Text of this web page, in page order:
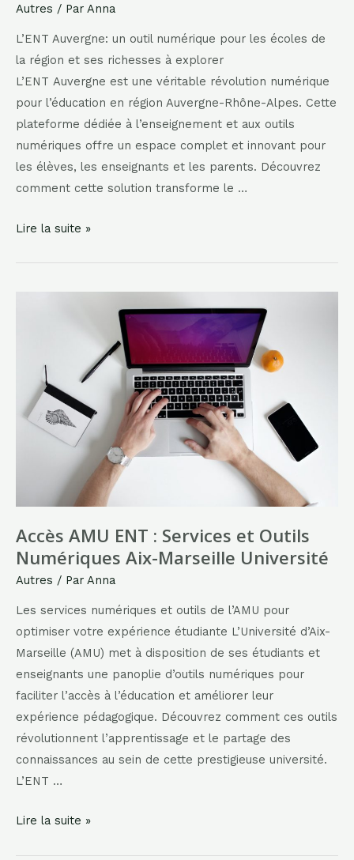
Autres / Par Anna
L’ENT Auvergne: un outil numérique pour les écoles de
la région et ses richesses à explorer
L’ENT Auvergne est une véritable révolution numérique
pour l’éducation en région Auvergne-Rhône-Alpes. Cette
plateforme dédiée à l’enseignement et aux outils
numériques offre un espace complet et innovant pour
les élèves, les enseignants et les parents. Découvrez
comment cette solution transforme le …
ENT
Plateforme
Auvergne-
Rhône-
Alpes
Lire la suite »
Accès AMU ENT : Services et Outils
Numériques Aix-Marseille Université
Autres / Par Anna
Les services numériques et outils de l’AMU pour
optimiser votre expérience étudiante L’Université d’Aix-
Marseille (AMU) met à disposition de ses étudiants et
enseignants une panoplie d’outils numériques pour
faciliter l’accès à l’éducation et améliorer leur
expérience pédagogique. Découvrez comment ces outils
révolutionnent l’apprentissage et le partage des
connaissances au sein de cette prestigieuse université.
L’ENT …
Accès
Lire la suite »